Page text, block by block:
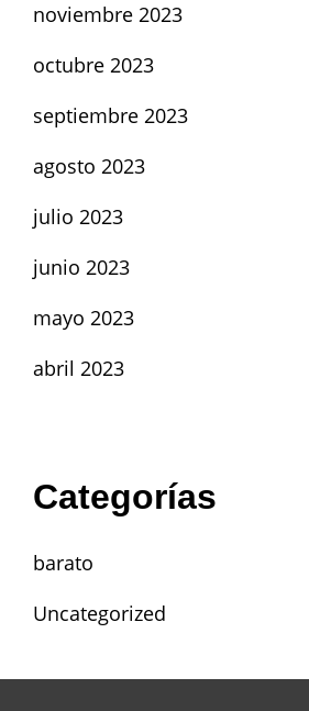
noviembre 2023
octubre 2023
septiembre 2023
agosto 2023
julio 2023
junio 2023
mayo 2023
abril 2023
Categorías
barato
Uncategorized